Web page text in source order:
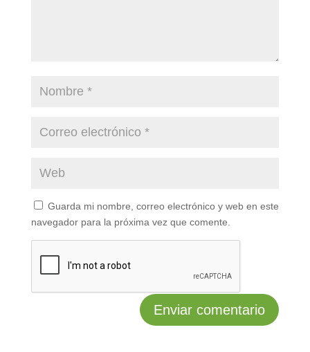
Guarda mi nombre, correo electrónico y web en este
navegador para la próxima vez que comente.